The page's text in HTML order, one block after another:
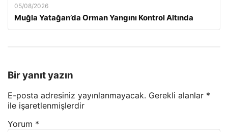
05/08/2026
Muğla Yatağan’da Orman Yangını Kontrol Altında
Bir yanıt yazın
E-posta adresiniz yayınlanmayacak. Gerekli alanlar *
ile işaretlenmişlerdir
Yorum *